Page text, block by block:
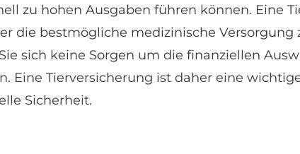
zu hohen Ausgaben führen können. Eine
die bestmögliche medizinische Versorgung
sich keine Sorgen um die finanziellen
Eine Tierversicherung ist daher eine
Sicherheit.